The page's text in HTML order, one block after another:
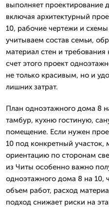
выполняет проектирование
включая архитектурный
10, рабочие чертежи и
учитываем состав семьи,
материал стен и
счет этого проект
не только красивым, но и
лишних затрат.
План одноэтажного дома 8
тамбур, кухню гостиную,
помещение. Если нужен
10 под конкретный участок,
ориентацию по сторонам
из Читы особенно важно
одноэтажного дома 8 на 10,
объем работ, расход
подход снижает риски на